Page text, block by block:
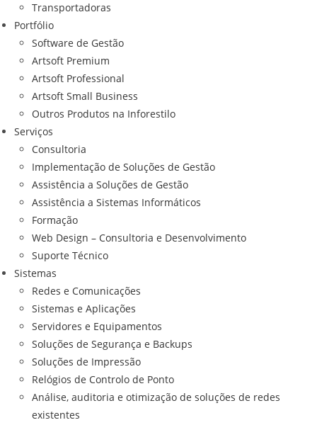
Transportadoras
Portfólio
Software de Gestão
Artsoft Premium
Artsoft Professional
Artsoft Small Business
Outros Produtos na Inforestilo
Serviços
Consultoria
Implementação de Soluções de Gestão
Assistência a Soluções de Gestão
Assistência a Sistemas Informáticos
Formação
Web Design – Consultoria e Desenvolvimento
Suporte Técnico
Sistemas
Redes e Comunicações
Sistemas e Aplicações
Servidores e Equipamentos
Soluções de Segurança e Backups
Soluções de Impressão
Relógios de Controlo de Ponto
Análise, auditoria e otimização de soluções de redes
existentes